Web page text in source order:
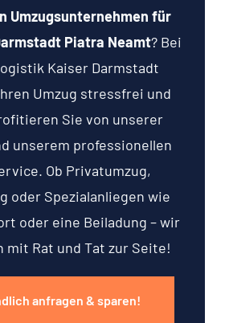
Umzugsunternehmen für
Piatra Neamt? Bei
Kaiser Darmstadt
Umzug stressfrei und
Sie von unserer
unserem professionellen
Ob Privatumzug,
oder Spezialanliegen wie
oder eine Beiladung – wir
mit Rat und Tat zur Seite!
anfragen & sparen!